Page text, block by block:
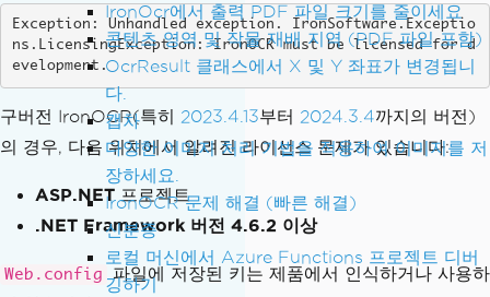
IronOcr에서 출력 PDF 파일 크기를 줄이세요
콘텐츠 영역 및 작물 재배 지역 (PDF 파일 포함)
OcrResult 클래스에서 X 및 Y 좌표가 변경됩니
다.
캡차
다양한 이미지 처리 기법을 적용하여 이미지를 저
장하세요.
IronOCR 문제 해결 (빠른 해결)
신분증
로컬 머신에서 Azure Functions 프로젝트 디버
깅하기
Exception: Unhandled exception. IronSoftware.Exceptio
ns.LicensingException: IronOCR must be licensed for d
evelopment.
구버전 IronOCR(특히 2023.4.13부터 2024.3.4까지의 버전)
의 경우, 다음 위치에서 알려진 라이선스 문제가 있습니다:
ASP.NET 프로젝트
.NET Framework 버전 4.6.2 이상
Web.config
파일에 저장된 키는 제품에서 인식하거나 사용하